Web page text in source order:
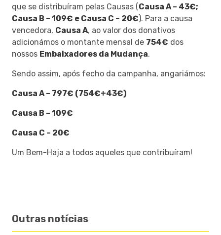
que se distribuíram pelas Causas (Causa A – 43€;
Causa B – 109€ e Causa C – 20€). Para a causa
vencedora, Causa A, ao valor dos donativos
adicionámos o montante mensal de 754€ dos
nossos Embaixadores da Mudança.
Sendo assim, após fecho da campanha, angariámos:
Causa A – 797€ (754€+43€)
Causa B – 109€
Causa C – 20€
Um Bem-Haja a todos aqueles que contribuíram!
Outras notícias